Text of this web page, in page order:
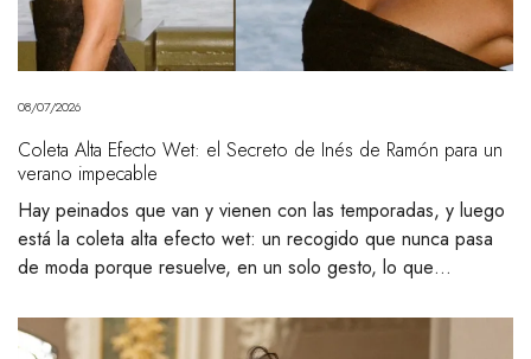
08/07/2026
Coleta Alta Efecto Wet: el Secreto de Inés de Ramón para un
verano impecable
Hay peinados que van y vienen con las temporadas, y luego
está la coleta alta efecto wet: un recogido que nunca pasa
de moda porque resuelve, en un solo gesto, lo que…